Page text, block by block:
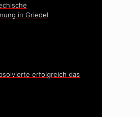
in Griedel
erfolgreich das